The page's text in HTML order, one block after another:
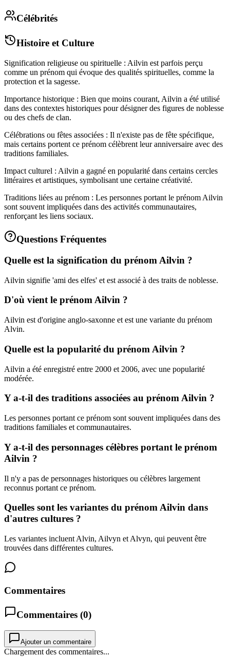
Célébrités
Histoire et Culture
Signification religieuse ou spirituelle : Ailvin est parfois perçu
comme un prénom qui évoque des qualités spirituelles, comme la
protection et la sagesse.
Importance historique : Bien que moins courant, Ailvin a été utilisé
dans des contextes historiques pour désigner des figures de noblesse
ou des chefs de clan.
Célébrations ou fêtes associées : Il n'existe pas de fête spécifique,
mais certains portent ce prénom célèbrent leur anniversaire avec des
traditions familiales.
Impact culturel : Ailvin a gagné en popularité dans certains cercles
littéraires et artistiques, symbolisant une certaine créativité.
Traditions liées au prénom : Les personnes portant le prénom Ailvin
sont souvent impliquées dans des activités communautaires,
renforçant les liens sociaux.
Questions Fréquentes
Quelle est la signification du prénom Ailvin ?
Ailvin signifie 'ami des elfes' et est associé à des traits de noblesse.
D'où vient le prénom Ailvin ?
Ailvin est d'origine anglo-saxonne et est une variante du prénom
Alvin.
Quelle est la popularité du prénom Ailvin ?
Ailvin a été enregistré entre 2000 et 2006, avec une popularité
modérée.
Y a-t-il des traditions associées au prénom Ailvin ?
Les personnes portant ce prénom sont souvent impliquées dans des
traditions familiales et communautaires.
Y a-t-il des personnages célèbres portant le prénom
Ailvin ?
Il n'y a pas de personnages historiques ou célèbres largement
reconnus portant ce prénom.
Quelles sont les variantes du prénom Ailvin dans
d'autres cultures ?
Les variantes incluent Alvin, Ailvyn et Alvyn, qui peuvent être
trouvées dans différentes cultures.
Commentaires
Commentaires (0)
Ajouter un commentaire
Chargement des commentaires...